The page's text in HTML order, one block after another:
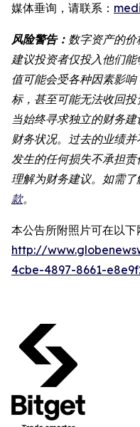
媒体垂询，请联系：
风险警告： 数字资产的价
建议投资者仅投入他们
值可能会受各种因素影
标，甚至可能无法收回
当始终寻求独立的财务
财务状况。过去的业绩
发生的任何损失不承担
理解为财务建议。如需
款。
本公告所附照片可在以下
http://
4cbe-4897-8661-